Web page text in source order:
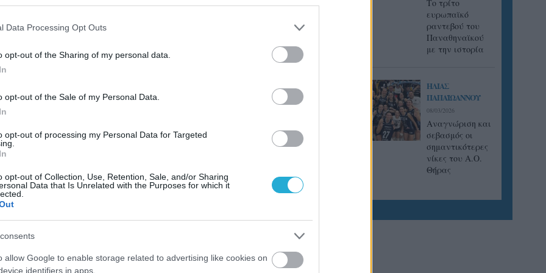
Data Processing Opt Outs
opt-out of the Sharing of my personal data.
opt-out of the Sale of my Personal Data.
opt-out of processing my Personal Data for Targeted
opt-out of Collection, Use, Retention, Sale, and/or Sharing
Data that Is Unrelated with the Purposes for which it
allow Google to enable storage related to advertising like cookies on
identifiers in apps.
με τη Ρόδο. Η Σάμος και η διοίκηση της ομάδας
ήταν 100% μέσα στις εξαγγελίες του και η γενική
Υπάρχει δυναμική, το θέμα είναι να υπάρξει και η
χρόνο σε αυτό το οικοδόμημα, το οποίο πρέπει να
αποφασίσει και η διοίκηση θα είναι από τις ομάδες που
ο Αντώνης Παπαδόπουλος.
Tο τρίτο
ευρωπαϊκό
ραντεβού του
Παναθηναϊκού
με την ιστορία
ΗΛΙΑΣ
ΠΑΠΑΪΩΑΝΝΟΥ
08/03/2026
Αναγνώριση και
σεβασμός οι
σημαντικότερες
νίκες του Α.Ο.
Θήρας